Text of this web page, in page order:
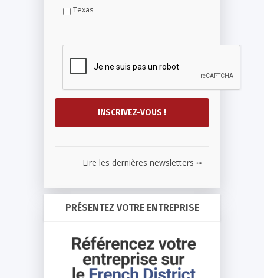
Texas
Lire les dernières newsletters ...
PRÉSENTEZ VOTRE ENTREPRISE